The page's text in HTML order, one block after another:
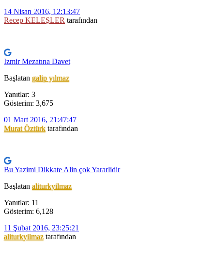
14 Nisan 2016, 12:13:47
Recep KELEŞLER tarafından
Izmir Mezatına Davet
Başlatan galip yılmaz
Yanıtlar: 3
Gösterim: 3,675
01 Mart 2016, 21:47:47
Murat Öztürk tarafından
Bu Yazimi Dikkate Alin çok Yararlidir
Başlatanaliturkyilmaz
Yanıtlar: 11
Gösterim: 6,128
11 Şubat 2016, 23:25:21
aliturkyilmaz tarafından